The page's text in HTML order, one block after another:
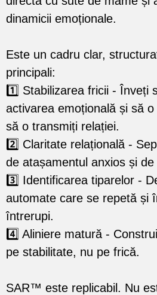
dinamicii emoționale.
Este un cadru clar,
principali:
1️⃣ Stabilizarea fricii - Înveți
activarea emoțională și să
să o transmiți relației.
2️⃣ Claritate relațională -
de atașamentul anxios și
3️⃣ Identificarea tiparelor -
automate care se repetă și
întrerupi.
4️⃣ Aliniere matură -
pe stabilitate, nu pe frică.
SAR™ este replicabil. Nu